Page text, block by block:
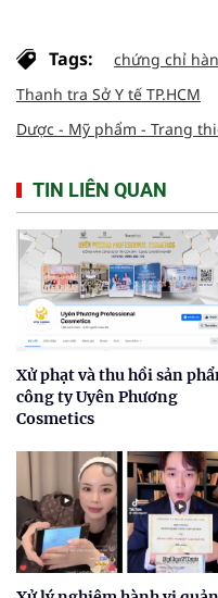
Tags:
chứng chỉ
Thanh tra Sở Y tế TP.HCM
Dược - Mỹ phẩm - Trang
TIN LIÊN QUAN
Xử phạt và thu hồi sản
công ty Uyên Phương
Cosmetics